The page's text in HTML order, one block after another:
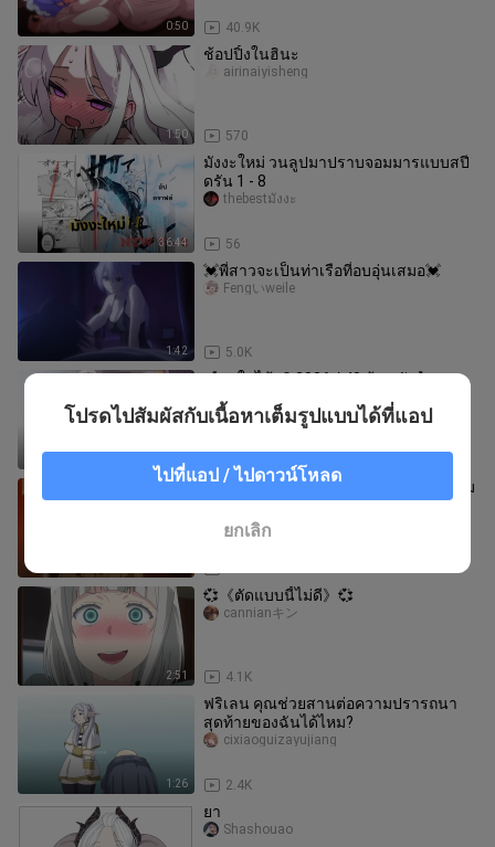
0:50 40.9K
1:50
ช้อปปิ้งในฮินะ
570
airinaiyisheng
36:44
มังงะใหม่ วนลูปมาปราบจอมมารแบบสปี
ดรัน 1 - 8
56
thebestมังงะ
1:42
💓พี่สาวจะเป็นท่าเรือที่อบอุ่นเสมอ💓
5.0K
Fengいweile
【ฤดูใบไม้ผลิ 2026 / 40 ต้นฉบับ】สาว
หน้าเหยียดแสดงกางเกงในให้คุณดู R –
PV อย่างเป็นทางการ 【ทีมแปลภาษาจ
XiarihuantingMCE
💗เจ้าแม่ไม่สบายมาเยี่ยมเป็นอาหารเสริม
ขโมยหัวใจ💗
Fengいweile
2:51
💞《ตัดแบบนี้ไม่ดี》💞
4.1K
cannianキン
1:26
ฟริเลน คุณช่วยสานต่อความปรารถนา
สุดท้ายของฉันได้ไหม?
2.4K
cixiaoguizayujiang
ยา
Shashouao
โปรดไปสัมผัสกับเนื้อหาเต็มรูปแบบได้ที่แอป
ไปที่แอป / ไปดาวน์โหลด
ยกเลิก